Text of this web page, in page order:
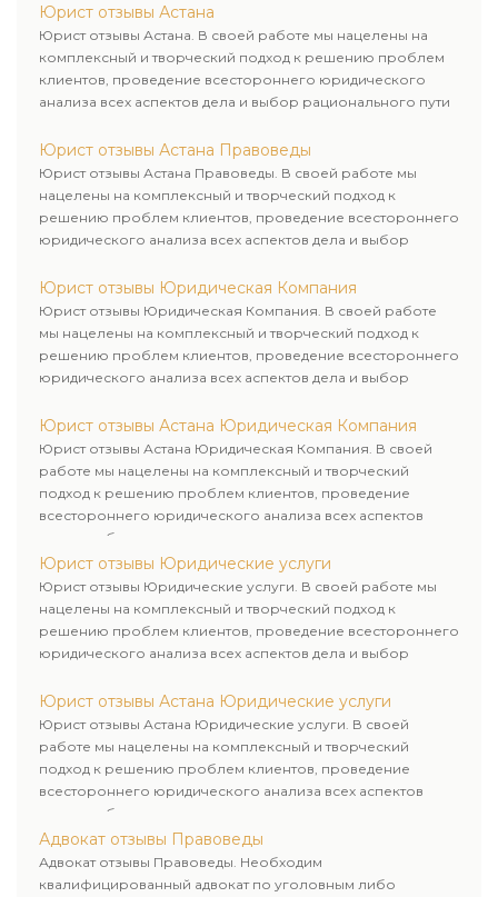
Юрист отзывы Астана
Юрист отзывы Астана. В своей работе мы нацелены на
комплексный и творческий подход к решению проблем
клиентов, проведение всестороннего юридического
анализа всех аспектов дела и выбор рационального пути
Юрист отзывы Астана Правоведы
Юрист отзывы Астана Правоведы. В своей работе мы
нацелены на комплексный и творческий подход к
решению проблем клиентов, проведение всестороннего
юридического анализа всех аспектов дела и выбор
Юрист отзывы Юридическая Компания
Юрист отзывы Юридическая Компания. В своей работе
мы нацелены на комплексный и творческий подход к
решению проблем клиентов, проведение всестороннего
юридического анализа всех аспектов дела и выбор
Юрист отзывы Астана Юридическая Компания
Юрист отзывы Астана Юридическая Компания. В своей
работе мы нацелены на комплексный и творческий
подход к решению проблем клиентов, проведение
всестороннего юридического анализа всех аспектов
дела и выбор рационального пути для его успешного
завершения.
Юрист отзывы Юридические услуги
Юрист отзывы Юридические услуги. В своей работе мы
нацелены на комплексный и творческий подход к
решению проблем клиентов, проведение всестороннего
юридического анализа всех аспектов дела и выбор
Юрист отзывы Астана Юридические услуги
Юрист отзывы Астана Юридические услуги. В своей
работе мы нацелены на комплексный и творческий
подход к решению проблем клиентов, проведение
всестороннего юридического анализа всех аспектов
дела и выбор рационального пути для его успешного
завершения.
Адвокат отзывы Правоведы
Адвокат отзывы Правоведы. Необходим
квалифицированный адвокат по уголовным либо